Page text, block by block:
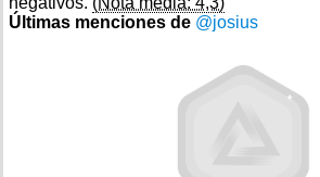
Últimas menciones de @josius